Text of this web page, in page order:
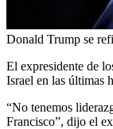
Donald Trump se
El expresidente de
Israel en las últimas
“No tenemos
Francisco”, dijo el